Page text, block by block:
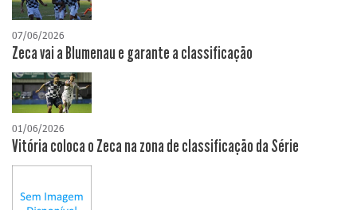
07/06/2026
Zeca vai a Blumenau e garante a classificação
01/06/2026
Vitória coloca o Zeca na zona de classificação da Série